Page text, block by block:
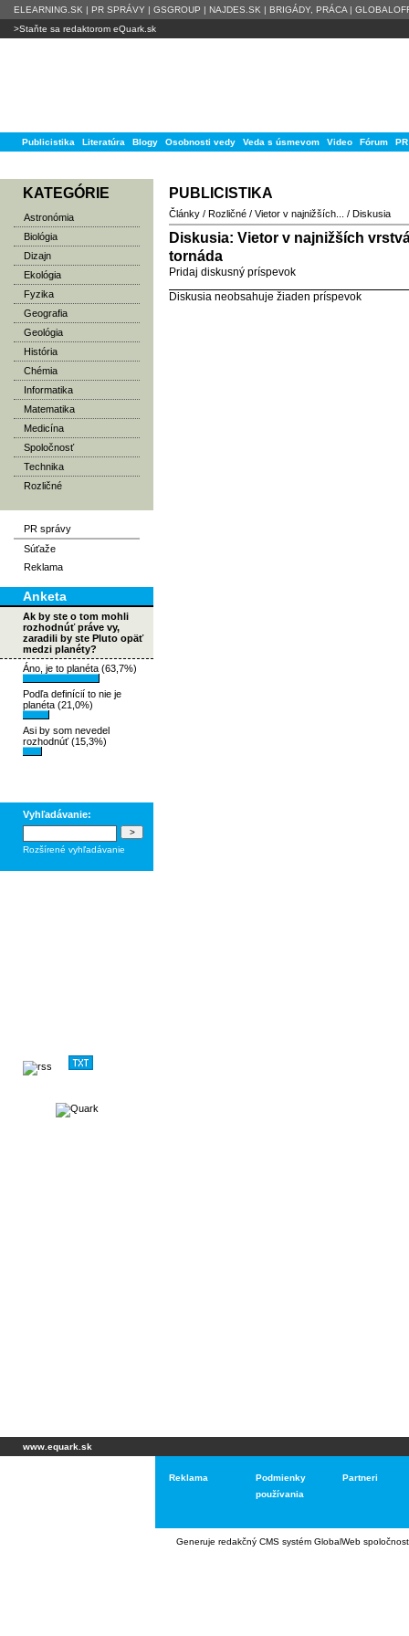
ELEARNING.SK | PR SPRÁVY | GSGROUP | NAJDES.SK | BRIGÁDY, PRÁCA |
>Staňte sa redaktorom eQuark.sk
Publicistika Literatúra Blogy Osobnosti vedy Veda s úsmevom Video Fórum
KATEGÓRIE
Astronómia
Biológia
Dizajn
Ekológia
Fyzika
Geografia
Geológia
História
Chémia
Informatika
Matematika
Medicína
Spoločnosť
Technika
Rozličné
PR správy
Súťaže
Reklama
Anketa
Ak by ste o tom mohli
rozhodnúť práve vy,
zaradili by ste Pluto opäť
medzi planéty?
Áno, je to planéta (63,7%)
Podľa definícií to nie je
planéta (21,0%)
Asi by som nevedel
rozhodnúť (15,3%)
Vyhľadávanie:
Rozšírené vyhľadávanie
PUBLICISTIKA
Články / Rozličné / Vietor v najnižších... / Diskusia
Diskusia: Vietor v najnižších
tornáda
Pridaj diskusný príspevok
Diskusia neobsahuje žiaden príspevok
www.equark.sk
Reklama
Podmienky
používania
Partneri
Generuje redakčný CMS systém GlobalWeb